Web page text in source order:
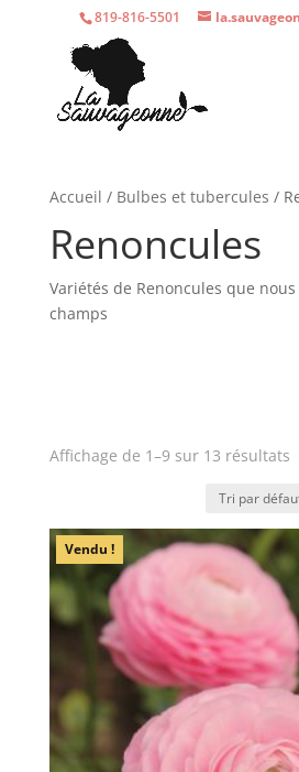
819-816-5501
Accueil / Bulbes et tubercules /
Renoncules
Variétés de Renoncules que
champs
Affichage de 1–9 sur 13 résultats
Vendu !